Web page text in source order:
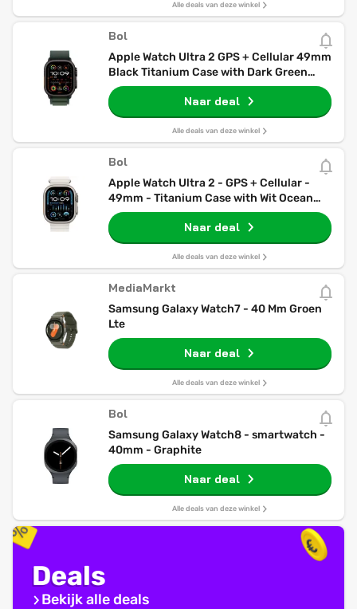
Alle deals van deze winkel
Bol
Apple Watch Ultra 2 GPS + Cellular 49mm
Black Titanium Case with Dark Green
Alpine Loop - Medium
Naar deal
Alle deals van deze winkel
Bol
Apple Watch Ultra 2 - GPS + Cellular -
49mm - Titanium Case with Wit Ocean
Band
Naar deal
Alle deals van deze winkel
MediaMarkt
Samsung Galaxy Watch7 - 40 Mm Groen
Lte
Naar deal
Alle deals van deze winkel
Bol
Samsung Galaxy Watch8 - smartwatch -
40mm - Graphite
Naar deal
Alle deals van deze winkel
Deals
Bekijk alle deals